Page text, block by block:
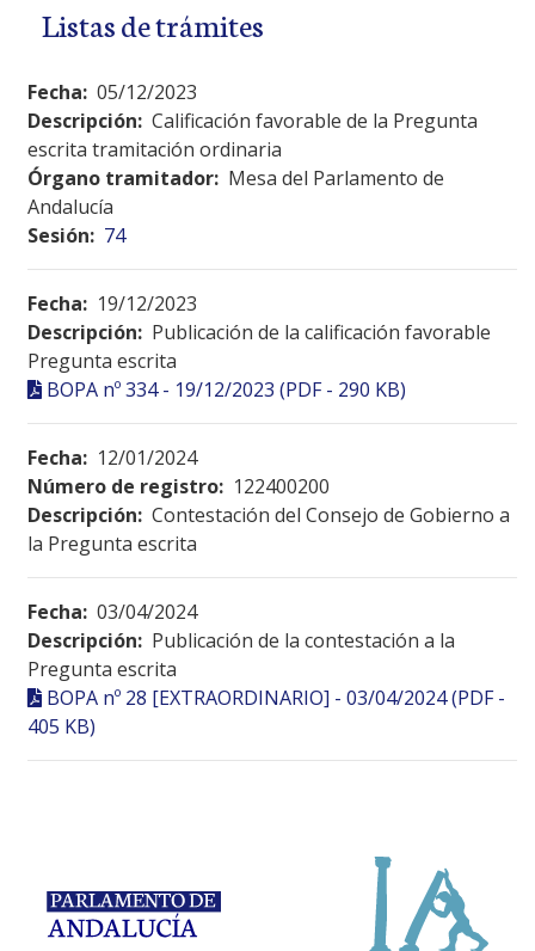
Listas de trámites
Fecha: 05/12/2023
Descripción: Calificación favorable de la Pregunta
escrita tramitación ordinaria
Órgano tramitador: Mesa del Parlamento de
Andalucía
Sesión: 74
Fecha: 19/12/2023
Descripción: Publicación de la calificación favorable
Pregunta escrita
BOPA nº 334 - 19/12/2023 (PDF - 290 KB)
Fecha: 12/01/2024
Número de registro: 122400200
Descripción: Contestación del Consejo de Gobierno a
la Pregunta escrita
Fecha: 03/04/2024
Descripción: Publicación de la contestación a la
Pregunta escrita
BOPA nº 28 [EXTRAORDINARIO] - 03/04/2024 (PDF -
405 KB)